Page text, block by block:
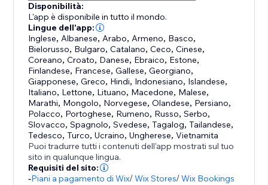
Disponibilità:
L'app è disponibile in tutto il mondo.
Lingue dell'app:
Inglese, Albanese, Arabo, Armeno, Basco,
Bielorusso, Bulgaro,Catalano,Ceco,Cinese,
Coreano,Croato, Danese, Ebraico, Estone,
Finlandese, Francese,Gallese,Georgiano,
Giapponese,Greco, Hindi, Indonesiano, Islandese,
Italiano, Lettone, Lituano, Macedone, Malese,
Marathi, Mongolo, Norvegese,Olandese, Persiano,
Polacco, Portoghese, Rumeno, Russo,Serbo,
Slovacco,Spagnolo,Svedese,Tagalog,Tailandese,
Tedesco,Turco,Ucraino,Ungherese,Vietnamita
Puoi tradurre tutti i contenuti dell'app mostrati sul tuo
sito in qualunque lingua.
Requisiti del sito:
-Piani a pagamento di Wix/Wix Stores/Wix Bookings